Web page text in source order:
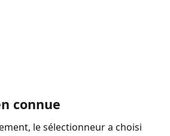
connue
le sélectionneur a choisi